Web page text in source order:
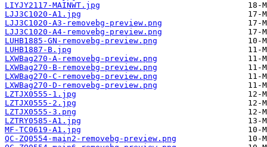
LIYJY2117-MAINWT.jpg
LJJ3C1020-A1.jpg
LJJ3C1020-A3-removebg-preview.png
LJJ3C1020-A4-removebg-preview.png
LUHB1885-GN-removebg-preview.png
LUHB1887-B.jpg
LXWBag270-A-removebg-preview.png
LXWBag270-B-removebg-preview.png
LXWBag270-C-removebg-preview.png
LXWBag270-D-removebg-preview.png
LZTJX0555-1.jpg
LZTJX0555-2.jpg
LZTJX0555-3.png
LZTRY0585-A1.jpg
MF-TC0619-A1.jpg
QC-ZQ0554-main2-removebg-preview.png